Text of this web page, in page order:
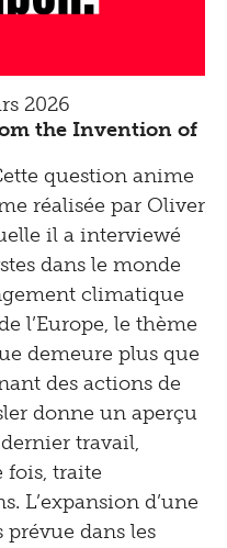
2026
the Invention of
question anime
réalisée par Oliver
il a interviewé
dans le monde
climatique
l’Europe, le thème
demeure plus que
des actions de
donne un aperçu
travail,
fois, traite
L’expansion d’une
prévue dans les